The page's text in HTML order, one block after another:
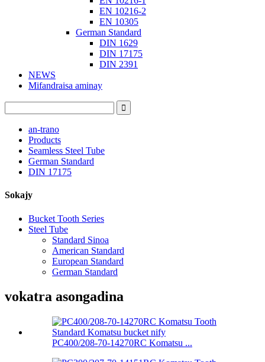
EN 10216-2
EN 10305
German Standard
DIN 1629
DIN 17175
DIN 2391
NEWS
Mifandraisa aminay
an-trano
Products
Seamless Steel Tube
German Standard
DIN 17175
Sokajy
Bucket Tooth Series
Steel Tube
Standard Sinoa
American Standard
European Standard
German Standard
vokatra asongadina
PC400/208-70-14270RC Komatsu ...